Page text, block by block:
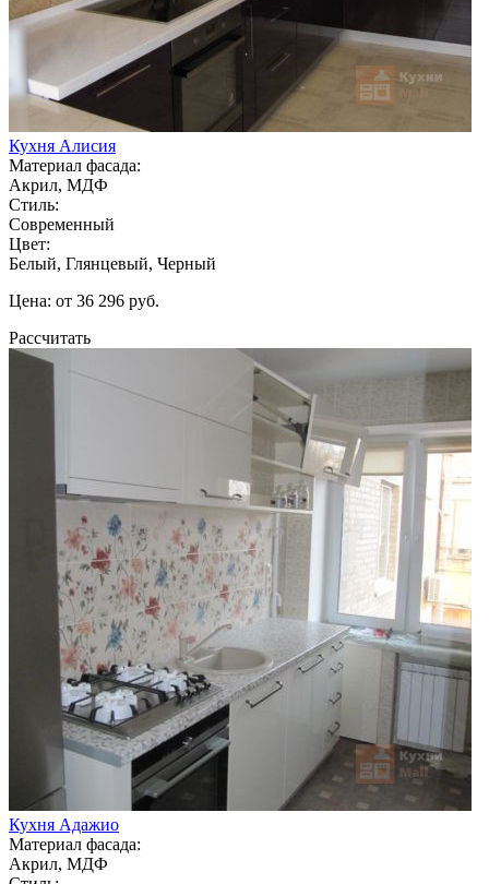
Кухня Алисия
Материал фасада:
Акрил, МДФ
Стиль:
Современный
Цвет:
Белый, Глянцевый, Черный
Цена: от 36 296 руб.
Рассчитать
Кухня Адажио
Материал фасада:
Акрил, МДФ